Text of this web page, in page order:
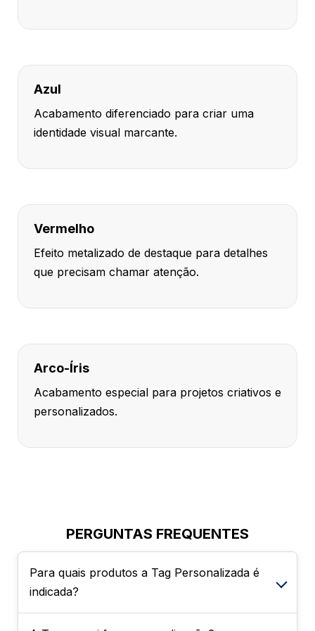
Azul
Acabamento diferenciado para criar uma
identidade visual marcante.
Vermelho
Efeito metalizado de destaque para detalhes
que precisam chamar atenção.
Arco-Íris
Acabamento especial para projetos criativos e
personalizados.
PERGUNTAS FREQUENTES
Para quais produtos a Tag Personalizada é
indicada?